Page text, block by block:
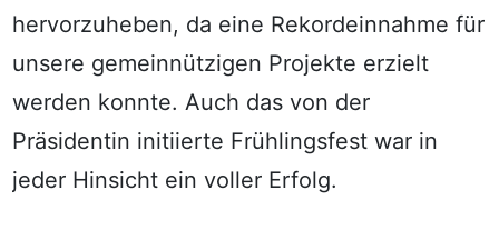
hervorzuheben, da eine Rekordeinnahme für
unsere gemeinnützigen Projekte erzielt
werden konnte. Auch das von der
Präsidentin initiierte Frühlingsfest war in
jeder Hinsicht ein voller Erfolg.